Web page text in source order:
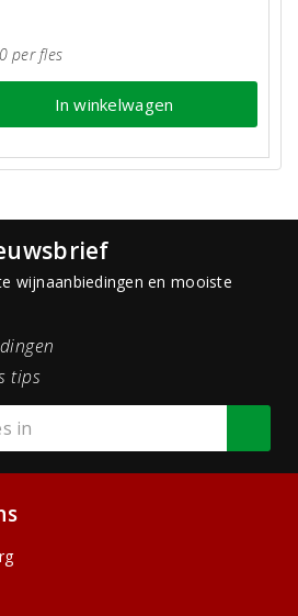
per fles
In winkelwagen
wijnaanbiedingen en mooiste
tips